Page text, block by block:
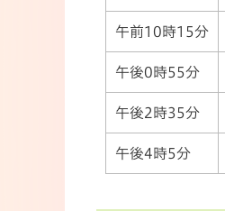
午前10時15分
午後0時55分
午後2時35分
午後4時5分